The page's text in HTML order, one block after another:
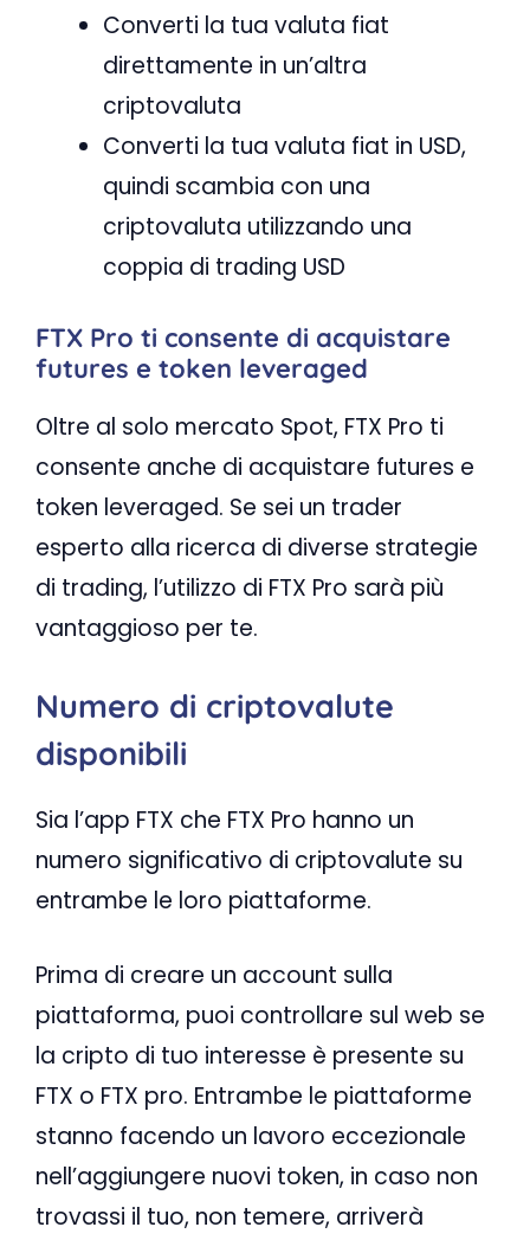
Converti la tua valuta fiat
direttamente in un’altra
criptovaluta
Converti la tua valuta fiat in USD,
quindi scambia con una
criptovaluta utilizzando una
coppia di trading USD
FTX Pro ti consente di acquistare
futures e token leveraged
Oltre al solo mercato Spot, FTX Pro ti
consente anche di acquistare futures e
token leveraged. Se sei un trader
esperto alla ricerca di diverse strategie
di trading, l’utilizzo di FTX Pro sarà più
vantaggioso per te.
Numero di criptovalute
disponibili
Sia l’app FTX che FTX Pro hanno un
numero significativo di criptovalute su
entrambe le loro piattaforme.
Prima di creare un account sulla
piattaforma, puoi controllare sul web se
la cripto di tuo interesse è presente su
FTX o FTX pro. Entrambe le piattaforme
stanno facendo un lavoro eccezionale
nell’aggiungere nuovi token, in caso non
trovassi il tuo, non temere, arriverà